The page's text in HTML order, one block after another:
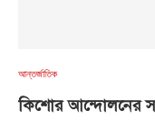
আন্তর্জাতিক
কিশোর আন্দোলনের